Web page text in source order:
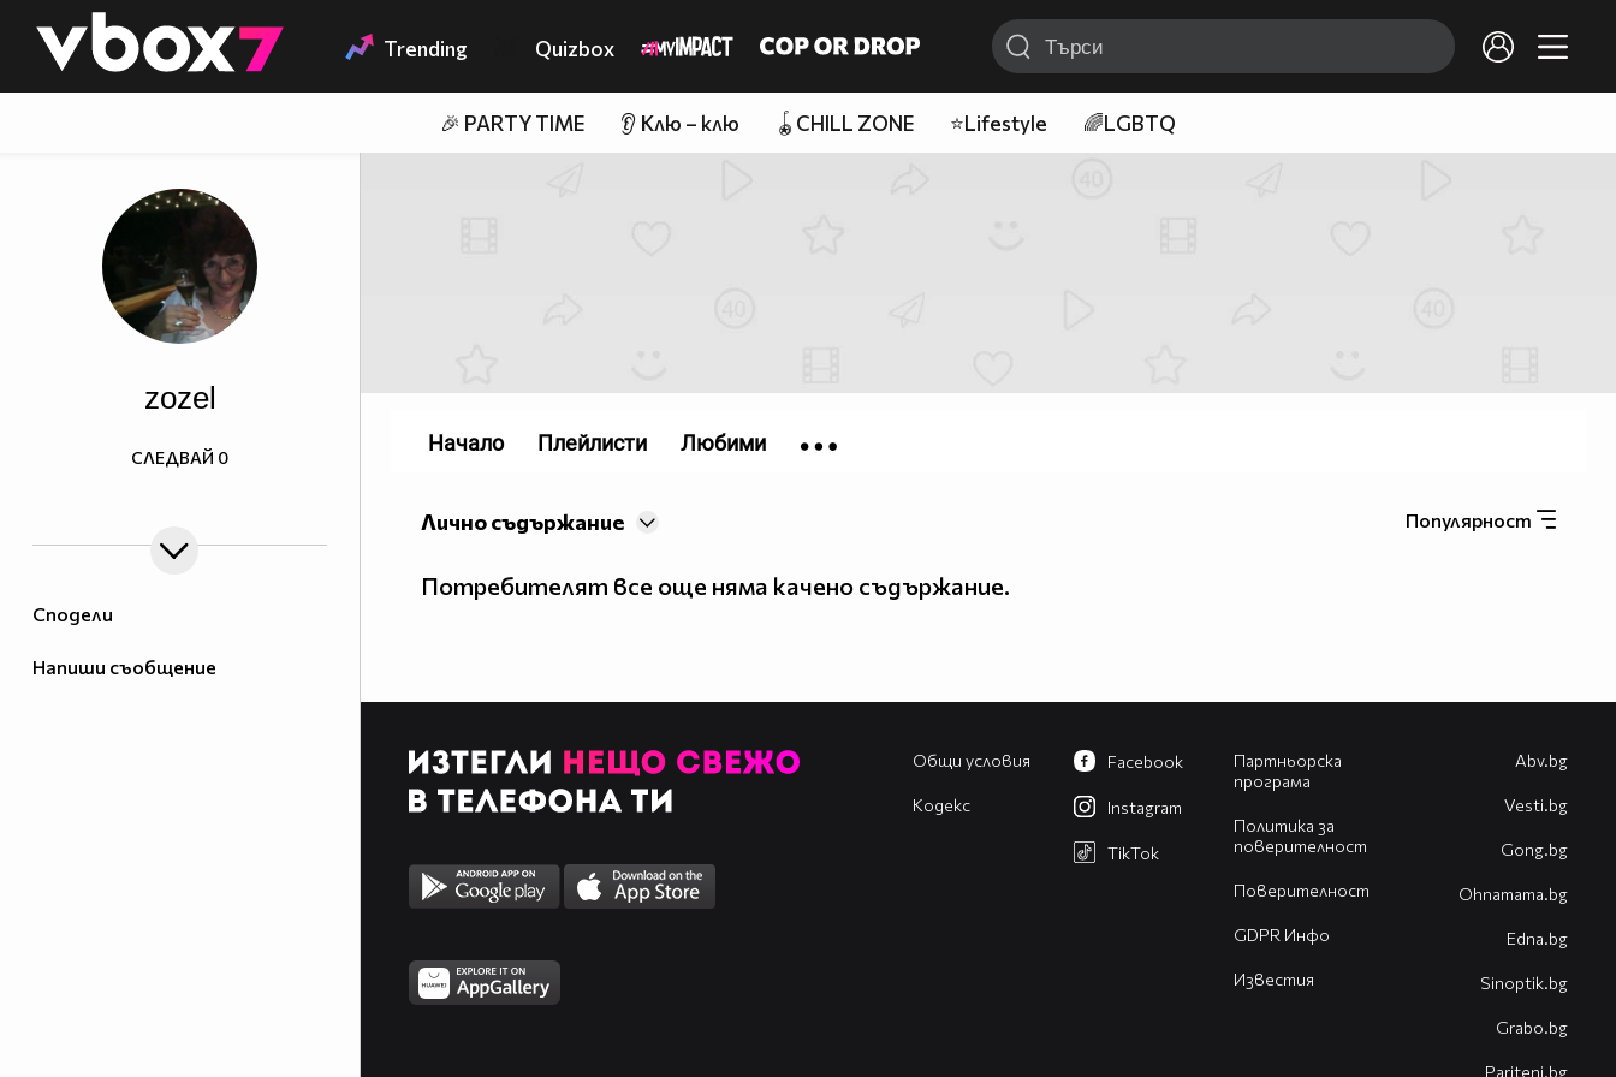
👾 Trending Quizbox
🎉 PARTY TIME 👂 Клю – клю 🪀CHILL ZONE ⭐Lifestyle 🌈LGBTQ
Сподели
Напиши съобщение
zozel
СЛЕДВАЙ 0
Популярност
Лично съдържание
Потребителят все още няма качено съдържание.
Начало Плейлисти Любими
Общи условия
Кодекс
Партньорска
програма
Политика за
поверителност
Поверителност
GDPR Инфо
Известия
Facebook
Instagram
TikTok
Abv.bg
Vesti.bg
Gong.bg
Оhnamama.bg
Edna.bg
Sinoptik.bg
Grabo.bg
Pariteni.bg